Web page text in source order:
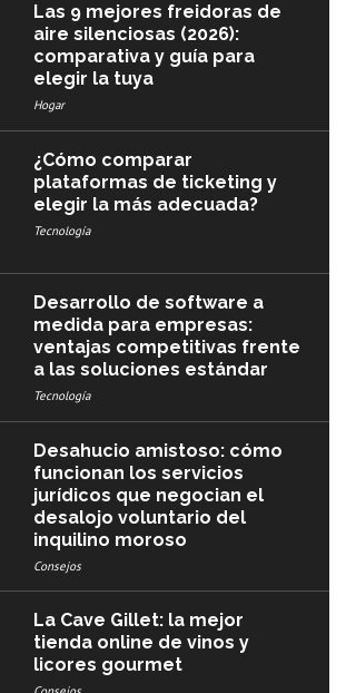
Las 9 mejores freidoras de
aire silenciosas (2026):
comparativa y guía para
elegir la tuya
Hogar
¿Cómo comparar
plataformas de ticketing y
elegir la más adecuada?
Tecnología
Desarrollo de software a
medida para empresas:
ventajas competitivas frente
a las soluciones estándar
Tecnología
Desahucio amistoso: cómo
funcionan los servicios
jurídicos que negocian el
desalojo voluntario del
inquilino moroso
Consejos
La Cave Gillet: la mejor
tienda online de vinos y
licores gourmet